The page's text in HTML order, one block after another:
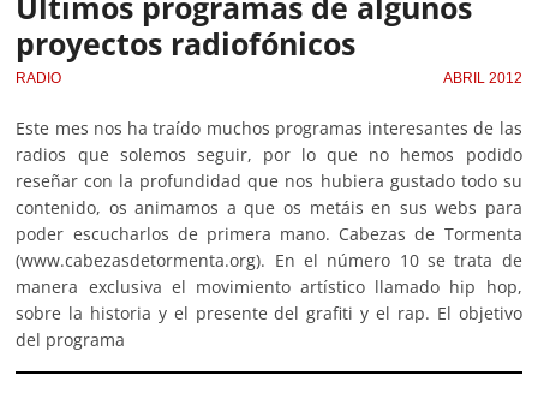
proyectos radiofónicos
RADIO ABRIL 2012
Este mes nos ha traído muchos programas interesantes de las
radios que solemos seguir, por lo que no hemos podido
reseñar con la profundidad que nos hubiera gustado todo su
contenido, os animamos a que os metáis en sus webs para
poder escucharlos de primera mano. Cabezas de Tormenta
(www.cabezasdetormenta.org). En el número 10 se trata de
manera exclusiva el movimiento artístico llamado hip hop,
sobre la historia y el presente del grafiti y el rap. El objetivo
del programa